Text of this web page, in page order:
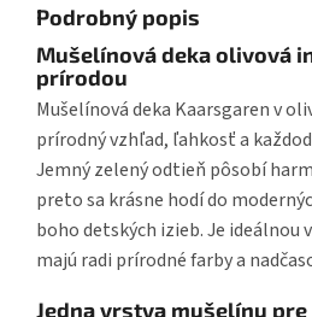
Podrobný popis
Mušelínová deka olivová
prírodou
Mušelínová deka Kaarsgaren v
prírodný vzhľad, ľahkosť a
Jemný zelený odtieň pôsobí
preto sa krásne hodí do
boho detských izieb. Je
majú radi prírodné farby a
Jedna vrstva mušelínu